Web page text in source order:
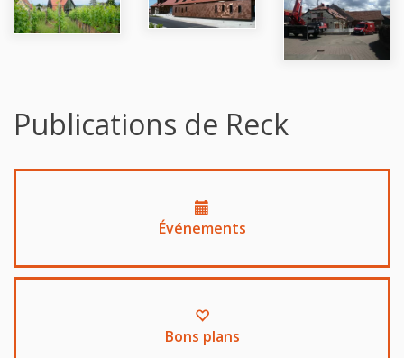
Publications de Reck
Événements
Bons plans